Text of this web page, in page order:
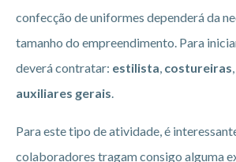
confecção de uniformes dependerá da
tamanho do empreendimento. Para
deverá contratar: estilista costureiras
auxiliares gerais
Para este tipo de atividade, é
colaboradores tragam consigo alguma